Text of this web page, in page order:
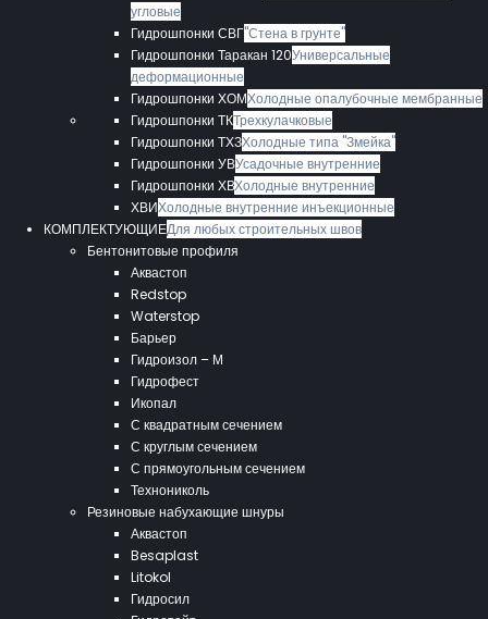
угловые
Гидрошпонки СВГ"Стена в грунте"
Гидрошпонки Таракан 120Универсальные
деформационные
Гидрошпонки ХОМХолодные опалубочные мембранные
Гидрошпонки ТКТрехкулачковые
Гидрошпонки ТХЗХолодные типа "Змейка"
Гидрошпонки УВУсадочные внутренние
Гидрошпонки ХВХолодные внутренние
ХВИХолодные внутренние инъекционные
КОМПЛЕКТУЮЩИЕДля любых строительных швов
Бентонитовые профиля
Аквастоп
Redstop
Waterstop
Барьер
Гидроизол – М
Гидрофест
Икопал
С квадратным сечением
С круглым сечением
С прямоугольным сечением
Технониколь
Резиновые набухающие шнуры
Аквастоп
Besaplast
Litokol
Гидросил